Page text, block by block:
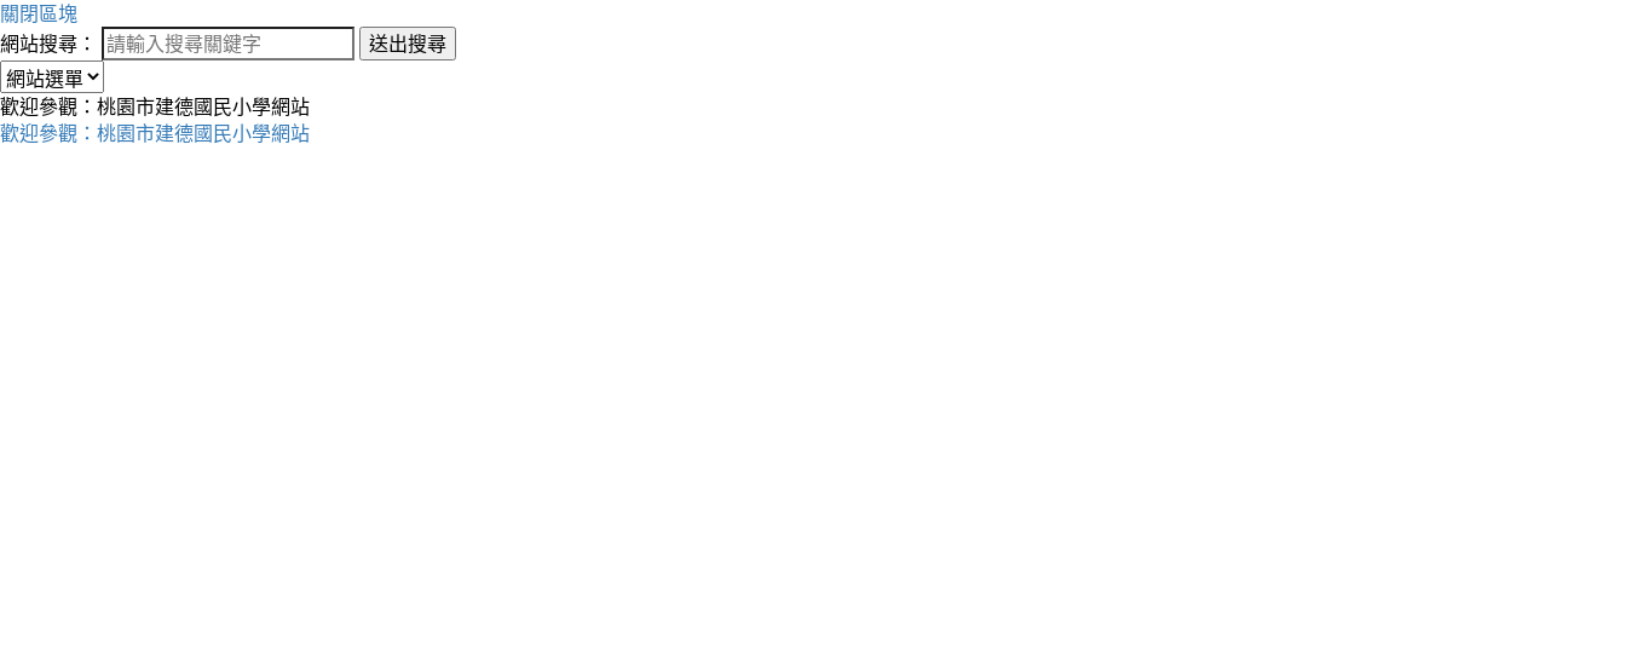
關閉區塊
網站搜尋：
送出搜尋
歡迎參觀：桃園市建德國民小學網站
歡迎參觀：桃園市建德國民小學網站